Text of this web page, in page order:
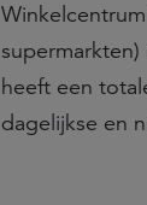
heeft een
dagelijkse en